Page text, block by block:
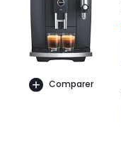
Comparer